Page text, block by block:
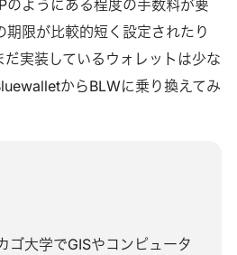
ようにある程度の手数料が要
限が比較的短く設定されたり
実装しているウォレットは少な
からBLWに乗り換えてみ
ゴ大学でGISやコンピュータ